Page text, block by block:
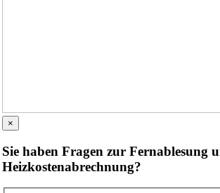
×
Sie haben Fragen zur Fernablesung
Heizkostenabrechnung?